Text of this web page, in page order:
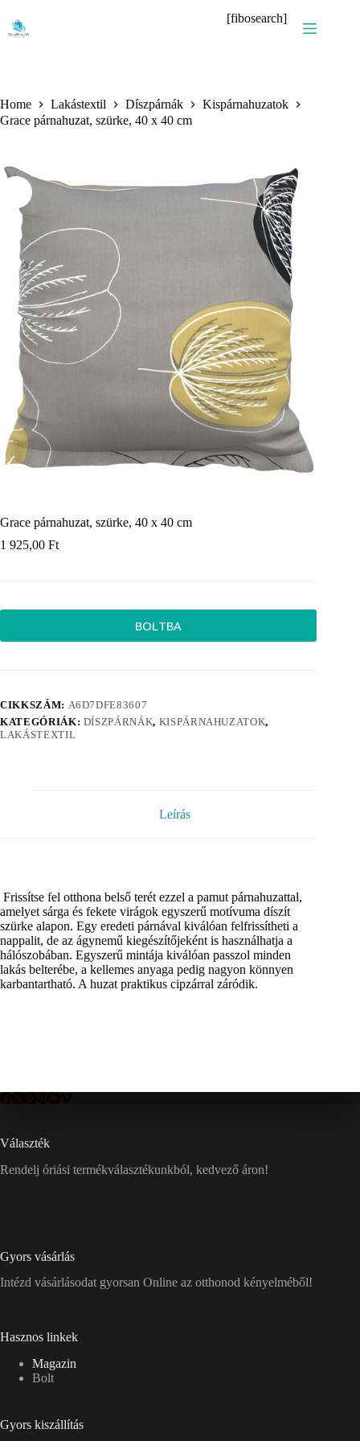
content
[fibosearch]
Home Lakástextil Díszpárnák
Kispárnahuzatok
Grace párnahuzat, szürke, 40 x 40 cm
Grace párnahuzat, szürke, 40 x 40 cm
1 925,00 Ft
BOLTBA
CIKKSZÁM: A6D7DFE83607
KATEGÓRIÁK: DÍSZPÁRNÁK, KISPÁRNAHUZATOK,
LAKÁSTEXTIL
Leírás
Frissítse fel otthona belső terét ezzel a pamut párnahuzattal,
amelyet sárga és fekete virágok egyszerű motívuma díszít
szürke alapon. Egy eredeti párnával kiválóan felfrissítheti a
nappalit, de az ágynemű kiegészítőjeként is használhatja a
hálószobában. Egyszerű mintája kiválóan passzol minden
lakás belterébe, a kellemes anyaga pedig nagyon könnyen
karbantartható. A huzat praktikus cipzárral záródik.
Választék
Rendelj óriási termékválasztékunkból, kedvező áron!
Gyors vásárlás
Intézd vásárlásodat gyorsan Online az otthonod kényelméből!
Hasznos linkek
Magazin
Bolt
Gyors kiszállítás